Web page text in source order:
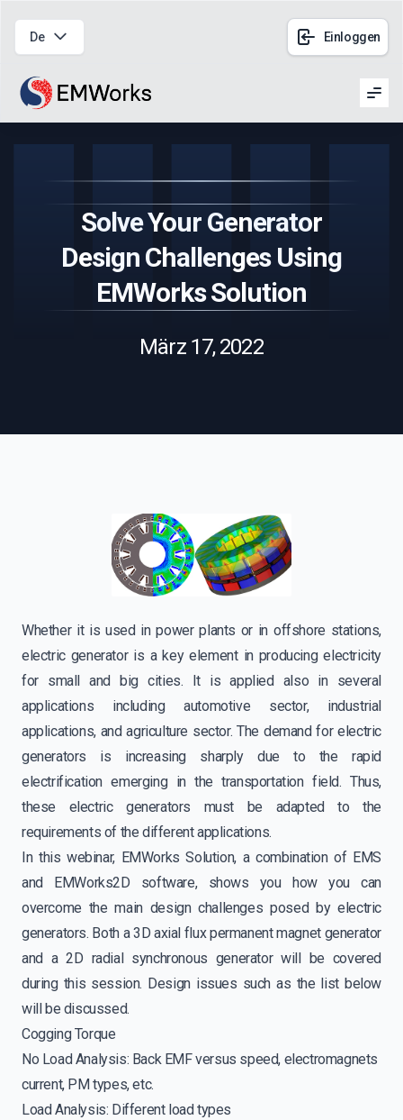
De Einloggen
Solve Your Generator
Design Challenges Using
EMWorks Solution
März 17, 2022
Whether it is used in power plants or in offshore stations,
electric generator is a key element in producing electricity
for small and big cities. It is applied also in several
applications including automotive sector, industrial
applications, and agriculture sector. The demand for electric
generators is increasing sharply due to the rapid
electrification emerging in the transportation field. Thus,
these electric generators must be adapted to the
requirements of the different applications.
In this webinar, EMWorks Solution, a combination of EMS
and EMWorks2D software, shows you how you can
overcome the main design challenges posed by electric
generators. Both a 3D axial flux permanent magnet generator
and a 2D radial synchronous generator will be covered
during this session. Design issues such as the list below
will be discussed.
Cogging Torque
No Load Analysis: Back EMF versus speed, electromagnets
current, PM types, etc.
Load Analysis: Different load types